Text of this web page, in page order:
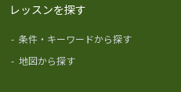
レッスンを探す
- 条件・キーワードから探す
- 地図から探す